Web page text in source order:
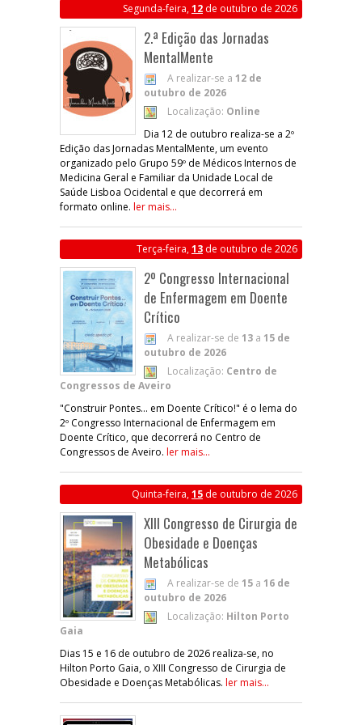
Segunda-feira,12 de outubro de 2026
2.ª Edição das Jornadas
MentalMente
A realizar-se a 12 de
outubro de 2026
Localização: Online
Dia 12 de outubro realiza-se a 2º
Edição das Jornadas MentalMente, um evento
organizado pelo Grupo 59º de Médicos Internos de
Medicina Geral e Familiar da Unidade Local de
Saúde Lisboa Ocidental e que decorrerá em
formato online. ler mais...
Terça-feira,13 de outubro de 2026
2º Congresso Internacional
de Enfermagem em Doente
Crítico
A realizar-se de 13 a 15 de
outubro de 2026
Localização: Centro de
Congressos de Aveiro
"Construir Pontes... em Doente Crítico!" é o lema do
2º Congresso Internacional de Enfermagem em
Doente Crítico, que decorrerá no Centro de
Congressos de Aveiro. ler mais...
Quinta-feira,15 de outubro de 2026
XIII Congresso de Cirurgia de
Obesidade e Doenças
Metabólicas
A realizar-se de 15 a 16 de
outubro de 2026
Localização: Hilton Porto
Gaia
Dias 15 e 16 de outubro de 2026 realiza-se, no
Hilton Porto Gaia, o XIII Congresso de Cirurgia de
Obesidade e Doenças Metabólicas. ler mais...